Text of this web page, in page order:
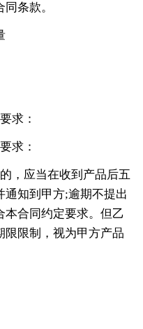
条款。
求：
求：
，应当在收到产品后五
通知到甲方;逾期不提出
本合同约定要求。但乙
限限制，视为甲方产品